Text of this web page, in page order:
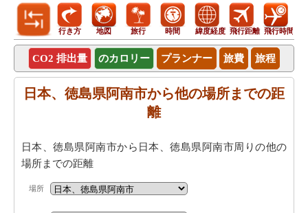
行き方 地図 旅行 時間 緯度経度 飛行距離 飛行時間
CO2 排出量 のカロリー プランナー 旅費 旅程
日本、徳島県阿南市から他の場所までの距
離
日本、徳島県阿南市から日本、徳島県阿南市周りの他の
場所までの距離
場所